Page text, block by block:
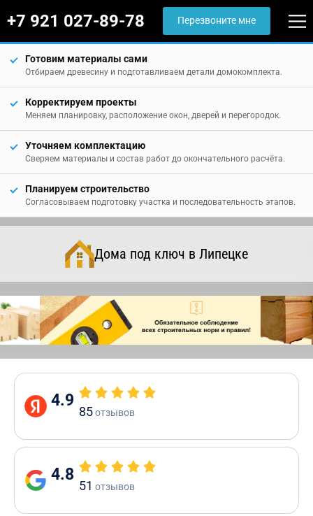
+7 921 027-89-78 Перезвоните мне
Готовим материалы сами
Отбираем древесину и подготавливаем детали домокомплекта.
Корректируем проекты
Меняем планировку, расположение окон, дверей и перегородок.
Уточняем комплектацию
Сверяем материалы и состав работ до окончательного расчёта.
Планируем строительство
Согласовываем подготовку участка и последовательность этапов.
Дома под ключ в Липецке
4.9
85отзывов
4.8
51 отзывов